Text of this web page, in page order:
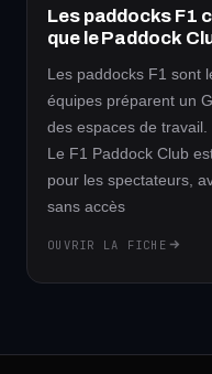
Les paddocks F1
que le Paddock
Les paddocks F1 sont
équipes préparent un
des espaces de
Le F1 Paddock Club
pour les spectateurs,
sans accès
OUVRIR LA FICHE